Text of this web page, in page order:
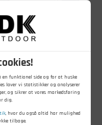
en funktionel side og for at huske
laver vi statistikker og analyserer
og sikrer at vores markedsføring
dig.
, hvor du også altid har mulighed
tilbage.
99,00DKK
På lager - Køb nu